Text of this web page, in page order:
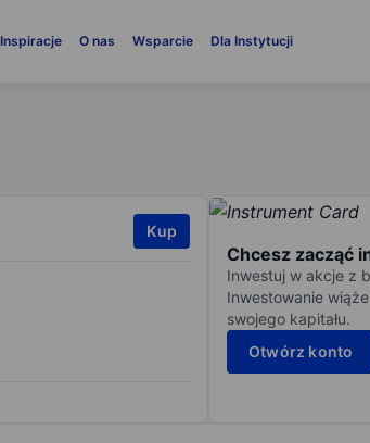
Inspiracje O nas Wsparcie Dla Instytucji
Kup
Chcesz zacząć
Inwestuj w akcje z
Inwestowanie
swojego kapitału.
Otwórz konto